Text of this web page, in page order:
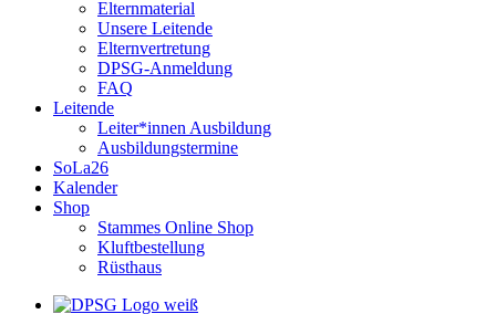
Elternmaterial
Unsere Leitende
Elternvertretung
DPSG-Anmeldung
FAQ
Leitende
Leiter*innen Ausbildung
Ausbildungstermine
SoLa26
Kalender
Shop
Stammes Online Shop
Kluftbestellung
Rüsthaus